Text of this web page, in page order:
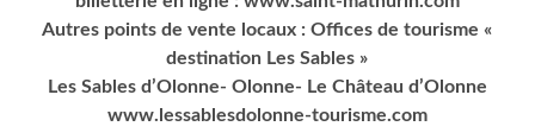
Autres points de vente locaux : Offices de tourisme «
destination Les Sables »
Les Sables d’Olonne- Olonne- Le Château d’Olonne
www.lessablesdolonne-tourisme.com